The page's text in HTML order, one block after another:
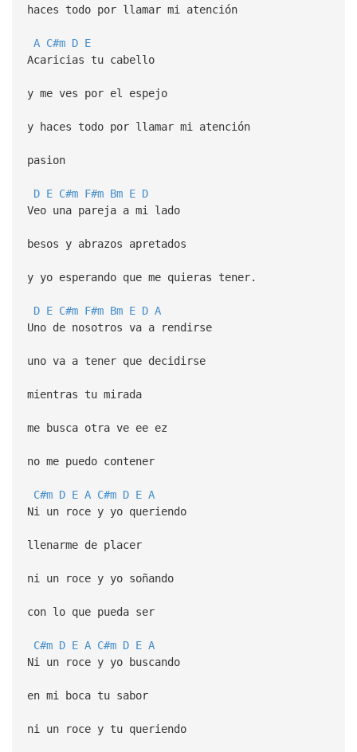
haces todo por llamar mi atención
A C#m D E
Acaricias tu cabello
y me ves por el espejo
y haces todo por llamar mi atención
pasion
D E C#m F#m Bm E D
Veo una pareja a mi lado
besos y abrazos apretados
y yo esperando que me quieras tener.
D E C#m F#m Bm E D A
Uno de nosotros va a rendirse
uno va a tener que decidirse
mientras tu mirada
me busca otra ve ee ez
no me puedo contener
C#m D E A C#m D E A
Ni un roce y yo queriendo
llenarme de placer
ni un roce y yo soñando
con lo que pueda ser
C#m D E A C#m D E A
Ni un roce y yo buscando
en mi boca tu sabor
ni un roce y tu queriendo